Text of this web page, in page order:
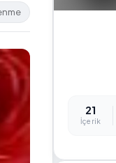
21
İçerik